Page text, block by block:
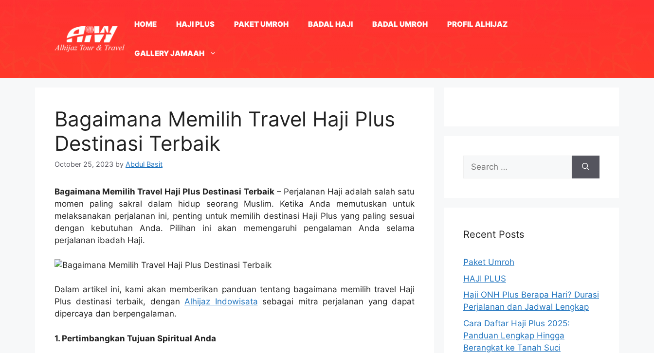
HOME HAJI PLUS PAKET UMROH BADAL HAJI BADAL UMROH PROFIL ALHIJAZ
GALLERY JAMAAH
Bagaimana Memilih Travel Haji Plus
Destinasi Terbaik
October 25, 2023 by Abdul Basit
Bagaimana Memilih Travel Haji Plus Destinasi Terbaik– Perjalanan Haji adalah salah satu
momen paling sakral dalam hidup seorang Muslim. Ketika Anda memutuskan untuk
melaksanakan perjalanan ini, penting untuk memilih destinasi Haji Plus yang paling sesuai
dengan kebutuhan Anda. Pilihan ini akan memengaruhi pengalaman Anda selama
perjalanan ibadah Haji.
Dalam artikel ini, kami akan memberikan panduan tentang bagaimana memilih travel Haji
Plus destinasi terbaik, dengan Alhijaz Indowisata sebagai mitra perjalanan yang dapat
dipercaya dan berpengalaman.
1. Pertimbangkan Tujuan Spiritual Anda
Search
for:
Recent Posts
Paket Umroh
HAJI PLUS
Haji ONH Plus Berapa Hari? Durasi
Perjalanan dan Jadwal Lengkap
Cara Daftar Haji Plus 2025:
Panduan Lengkap Hingga
Berangkat ke Tanah Suci